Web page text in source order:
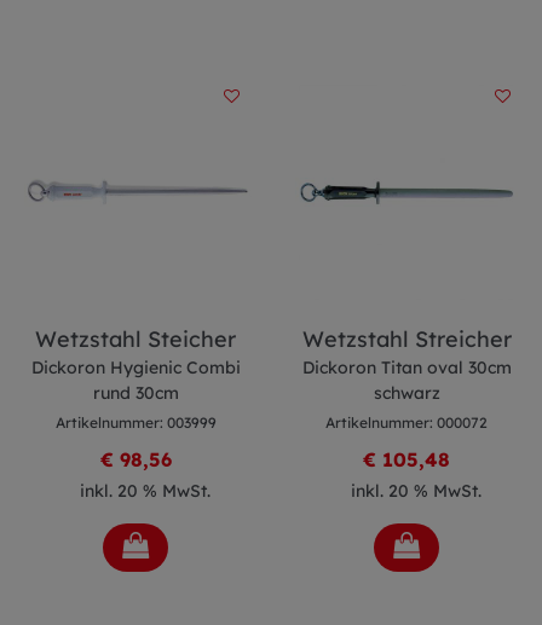
Wetzstahl Steicher
Dickoron Hygienic Combi
rund 30cm
Artikelnummer: 003999
€ 98,56
inkl. 20 % MwSt.
Wetzstahl Streicher
Dickoron Titan oval 30cm
schwarz
Artikelnummer: 000072
€ 105,48
inkl. 20 % MwSt.